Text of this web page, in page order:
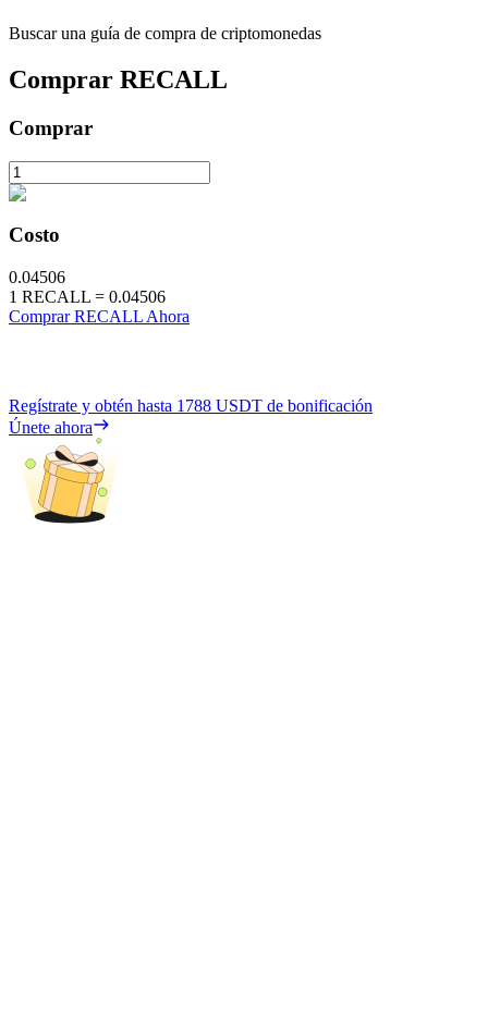
Buscar una guía de compra de criptomonedas
Comprar RECALL
Comprar
Costo
0.04506
1 RECALL = 0.04506
Comprar RECALL Ahora
Regístrate y obtén hasta 1788 USDT de bonificación
Únete ahora